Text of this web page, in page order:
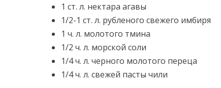
1 ст. л. нектара агавы
1/2-1 ст. л. рубленого свежего имбиря
1 ч. л. молотого тмина
1/2 ч. л. морской соли
1/4 ч. л. черного молотого переца
1/4 ч. л. свежей пасты чили